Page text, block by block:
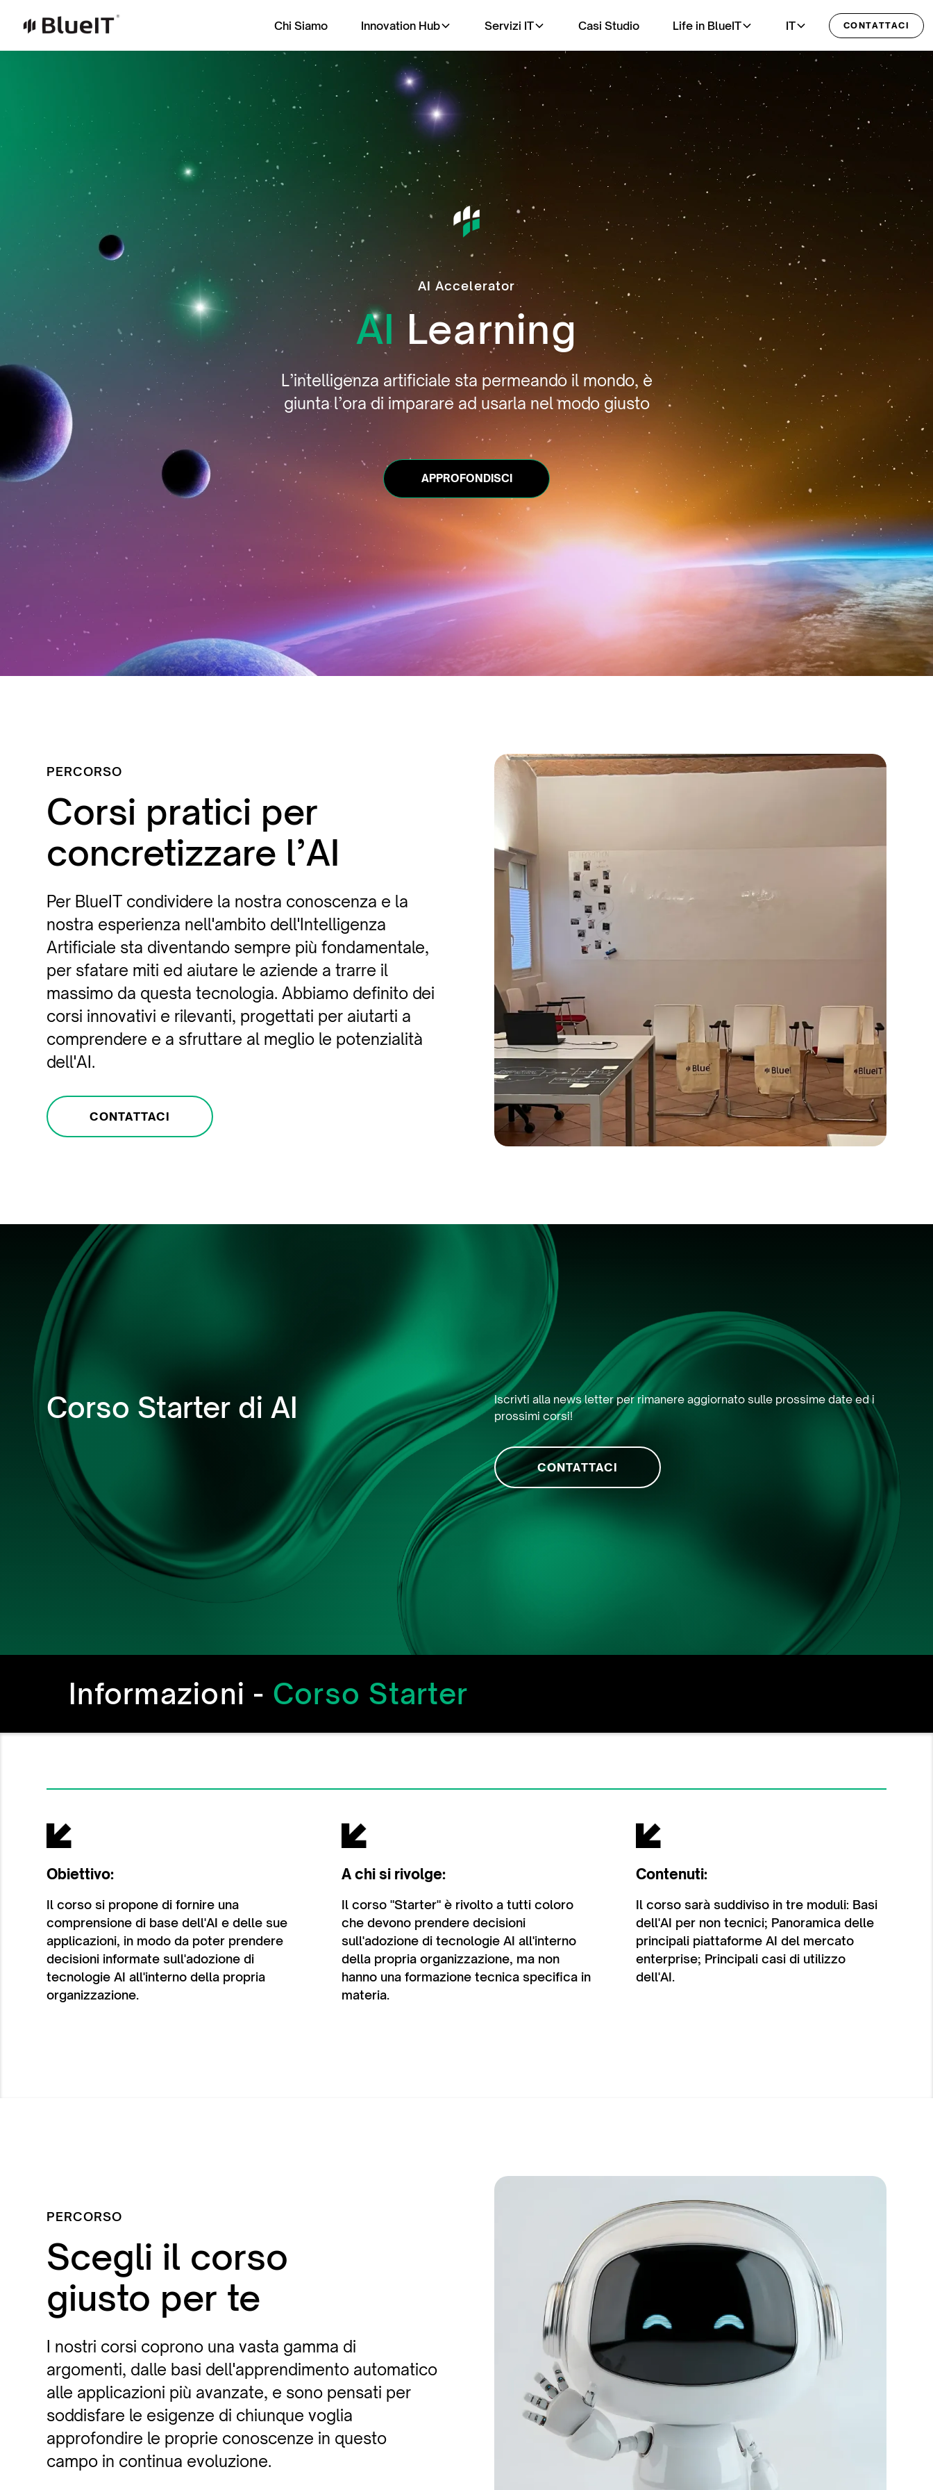
Chi Siamo Innovation Hub Servizi IT Casi Studio Life in BlueIT IT CONTATTACI
AI Accelerator
AILearning
L’intelligenza artificiale sta permeando il mondo, è
giunta l’ora di imparare ad usarla nel modo giusto
APPROFONDISCI
PERCORSO
Corsi pratici per
concretizzare l’AI
Per BlueIT condividere la nostra conoscenza e la
nostra esperienza nell'ambito dell'Intelligenza
Artificiale sta diventando sempre più fondamentale,
per sfatare miti ed aiutare le aziende a trarre il
massimo da questa tecnologia. Abbiamo definito dei
corsi innovativi e rilevanti, progettati per aiutarti a
comprendere e a sfruttare al meglio le potenzialità
dell'AI.
CONTATTACI
Corso Starter di AI
Iscrivti alla news letter per rimanere aggiornato sulle prossime date ed i
prossimi corsi!
CONTATTACI
Informazioni - Corso Starter
Obiettivo:
Il corso si propone di fornire una
comprensione di base dell'AI e delle sue
applicazioni, in modo da poter prendere
decisioni informate sull'adozione di
tecnologie AI all'interno della propria
organizzazione.
A chi si rivolge:
Il corso "Starter" è rivolto a tutti coloro
che devono prendere decisioni
sull'adozione di tecnologie AI all'interno
della propria organizzazione, ma non
hanno una formazione tecnica specifica in
materia.
Contenuti:
Il corso sarà suddiviso in tre moduli: Basi
dell'AI per non tecnici; Panoramica delle
principali piattaforme AI del mercato
enterprise; Principali casi di utilizzo
dell'AI.
PERCORSO
Scegli il corso
giusto per te
I nostri corsi coprono una vasta gamma di
argomenti, dalle basi dell'apprendimento automatico
alle applicazioni più avanzate, e sono pensati per
soddisfare le esigenze di chiunque voglia
approfondire le proprie conoscenze in questo
campo in continua evoluzione.